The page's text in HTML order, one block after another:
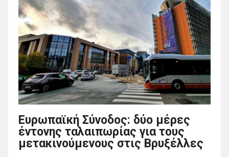
Ευρωπαϊκή Σύνοδος: δύο μέρες
έντονης ταλαιπωρίας για τους
μετακινούμενους στις Βρυξέλλες